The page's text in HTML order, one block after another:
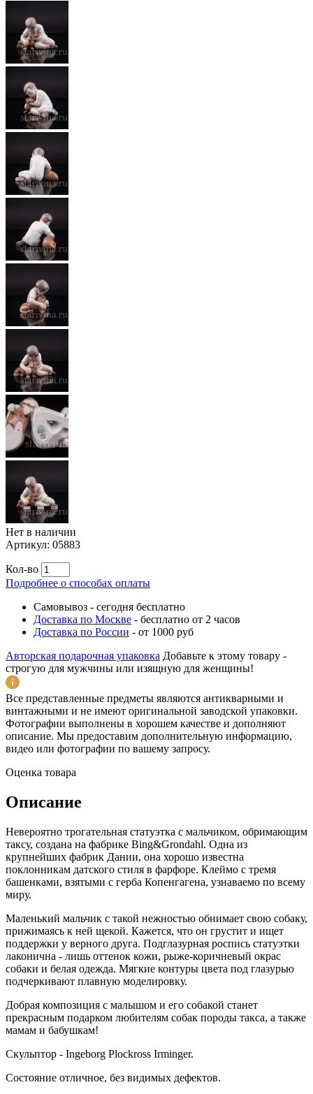
Нет в наличии
Артикул: 05883
Кол-во
Подробнее о способах оплаты
Самовывоз - сегодня бесплатно
Доставка по Москве - бесплатно от 2 часов
Доставка по России - от 1000 руб
Авторская подарочная упаковка Добавьте к этому товару -
строгую для мужчины или изящную для женщины!
Все представленные предметы являются антикварными и
винтажными и не имеют оригинальной заводской упаковки.
Фотографии выполнены в хорошем качестве и дополняют
описание. Мы предоставим дополнительную информацию,
видео или фотографии по вашему запросу.
Оценка товара
Описание
Невероятно трогательная статуэтка с мальчиком, обримающим
таксу, создана на фабрике Bing&Grondahl. Одна из
крупнейших фабрик Дании, она хорошо известна
поклонникам датского стиля в фарфоре. Клеймо с тремя
башенками, взятыми с герба Копенгагена, узнаваемо по всему
миру.
Маленький мальчик с такой нежностью обнимает свою собаку,
прижимаясь к ней щекой. Кажется, что он грустит и ищет
поддержки у верного друга. Подглазурная роспись статуэтки
лаконична - лишь оттенок кожи, рыже-коричневый окрас
собаки и белая одежда. Мягкие контуры цвета под глазурью
подчеркивают плавную моделировку.
Добрая композиция с малышом и его собакой станет
прекрасным подарком любителям собак породы такса, а также
мамам и бабушкам!
Скульптор - Ingeborg Plockross Irminger.
Состояние отличное, без видимых дефектов.